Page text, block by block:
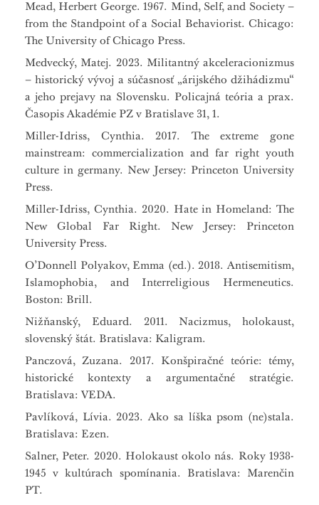
Mead, Herbert George. 1967. Mind, Self, and Society –
from the Standpoint of a Social Behaviorist. Chicago:
The University of Chicago Press.
Medvecký, Matej. 2023. Militantný akceleracionizmus
– historický vývoj a súčasnosť „árijského džihádizmu“
a jeho prejavy na Slovensku. Policajná teória a prax.
Časopis Akadémie PZ v Bratislave 31, 1.
Miller-Idriss, Cynthia. 2017. The extreme gone
mainstream: commercialization and far right youth
culture in germany. New Jersey: Princeton University
Press.
Miller-Idriss, Cynthia. 2020. Hate in Homeland: The
New Global Far Right. New Jersey: Princeton
University Press.
O’Donnell Polyakov, Emma (ed.). 2018. Antisemitism,
Islamophobia, and Interreligious Hermeneutics.
Boston: Brill.
Nižňanský, Eduard. 2011. Nacizmus, holokaust,
slovenský štát. Bratislava: Kaligram.
Panczová, Zuzana. 2017. Konšpiračné teórie: témy,
historické kontexty a argumentačné stratégie.
Bratislava: VEDA.
Pavlíková, Lívia. 2023. Ako sa líška psom (ne)stala.
Bratislava: Ezen.
Salner, Peter. 2020. Holokaust okolo nás. Roky 1938-
1945 v kultúrach spomínania. Bratislava: Marenčin
PT.